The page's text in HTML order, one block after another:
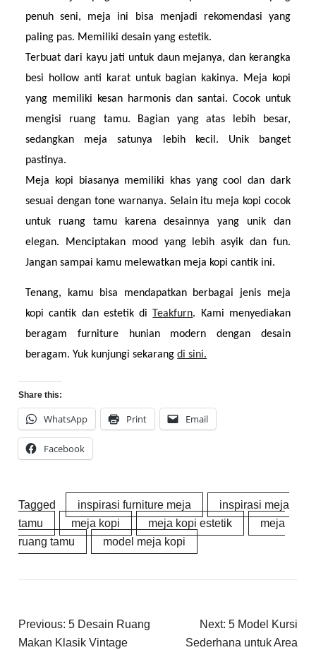
penuh seni, meja ini bisa menjadi rekomendasi yang
paling pas. Memiliki desain yang estetik.
Terbuat dari kayu jati untuk daun mejanya, dan kerangka
besi hollow anti karat untuk bagian kakinya. Meja kopi
yang memiliki kesan harmonis dan santai. Cocok untuk
mengisi ruang tamu. Bagian yang atas lebih besar,
sedangkan meja satunya lebih kecil. Unik banget
pastinya.
Meja kopi biasanya memiliki khas yang cool dan dark
sesuai dengan tone warnanya. Selain itu meja kopi cocok
untuk ruang tamu karena desainnya yang unik dan
elegan. Menciptakan mood yang lebih asyik dan fun.
Jangan sampai kamu melewatkan meja kopi cantik ini.
Tenang, kamu bisa mendapatkan berbagai jenis meja
kopi cantik dan estetik di Teakfurn. Kami menyediakan
beragam furniture hunian modern dengan desain
beragam. Yuk kunjungi sekarang di sini.
Share this:
WhatsApp Print Email
Facebook
Tagged inspirasi furniture meja
inspirasi meja
tamu
meja kopi meja kopi estetik
meja
ruang tamu
model meja kopi
Previous: 5 Desain Ruang
Makan Klasik Vintage
Next: 5 Model Kursi
Sederhana untuk Area